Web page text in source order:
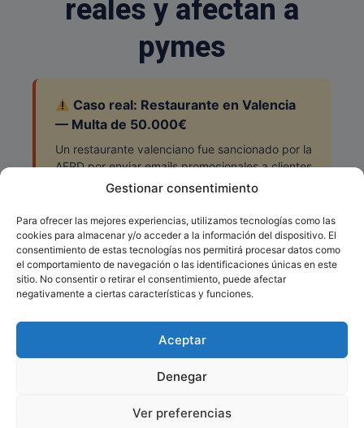
Gestionar consentimiento
Para ofrecer las mejores experiencias, utilizamos tecnologías como las
cookies para almacenar y/o acceder a la información del dispositivo. El
consentimiento de estas tecnologías nos permitirá procesar datos como
el comportamiento de navegación o las identificaciones únicas en este
sitio. No consentir o retirar el consentimiento, puede afectar
negativamente a ciertas características y funciones.
Aceptar
Denegar
Ver preferencias
reales y afectan a
pymes
Caso real: Restaurante en Valencia
— Multa de 50.000€
Un restaurante valenciano fue sancionado por la
AEPD por enviar emails promocionales a clientes
sin su consentimiento expreso y sin política de
a 50.000€.
Hasta
10M€
Hasta
20M€